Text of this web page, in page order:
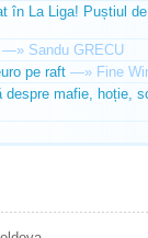
La Liga! Puștiul
—» Sandu GRECU
pe raft —» Fine
mafie, hoție,